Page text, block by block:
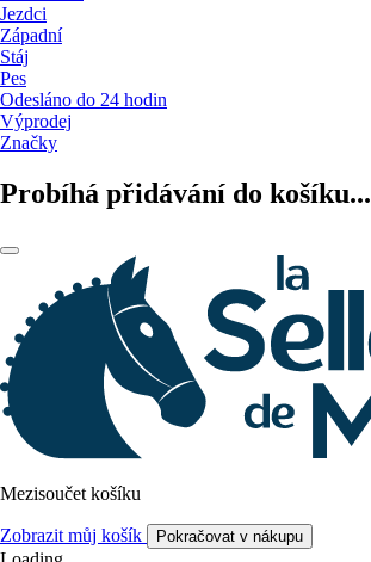
Jezdci
Západní
Stáj
Pes
Odesláno do 24 hodin
Výprodej
Značky
Probíhá přidávání do košíku...
Mezisoučet košíku
Zobrazit můj košík Pokračovat v nákupu